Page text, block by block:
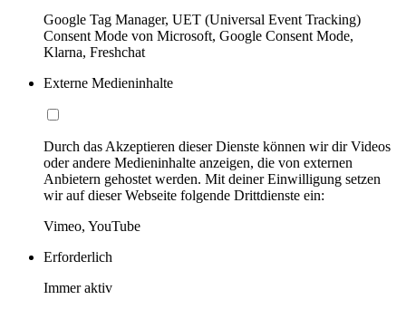
Google Tag Manager, UET (Universal Event Tracking)
Consent Mode von Microsoft, Google Consent Mode,
Klarna, Freshchat
Externe Medieninhalte
Durch das Akzeptieren dieser Dienste können wir dir Videos
oder andere Medieninhalte anzeigen, die von externen
Anbietern gehostet werden. Mit deiner Einwilligung setzen
wir auf dieser Webseite folgende Drittdienste ein:
Vimeo, YouTube
Erforderlich
Immer aktiv